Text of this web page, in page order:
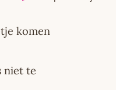
komen
niet te